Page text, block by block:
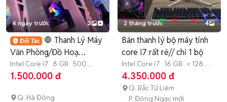
4 ngày trước 3
🛑 Thanh Lý Máy
Văn Phòng/Đồ Hoạ
i3/i5/i7 Giá Tốt
Intel Core i7 8 GB 500
GB SSD
1.500.000 đ
Q. Hà Đông
2 tháng trước 4
Bán thanh lý bộ máy tính
core i7 rất rẻ// chỉ 1 bộ
Intel Core i7 16 GB < 128
GB
SSD
4.350.000 đ
Q. Bắc Từ Liêm
P. Đông Ngạc mới